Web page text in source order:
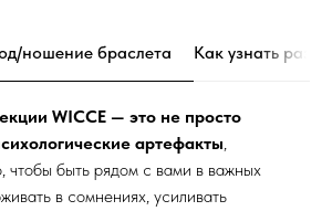
ношение браслета Как узнать
WICCE — это не просто
артефакты,
чтобы быть рядом с вами в важных
в сомнениях, усиливать